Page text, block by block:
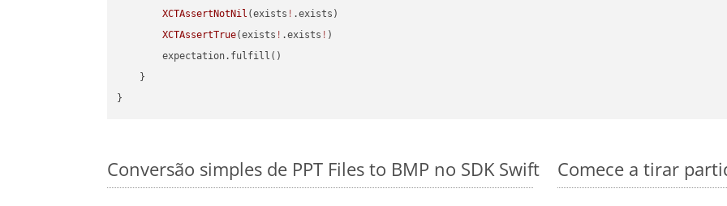
XCTAssertNotNil (exists ! .exists)
XCTAssertTrue(exists ! .exists ! )
        expectation.fulfill()
    }
Conversão simples de PPT Files to BMP no SDK Swift Comece a tirar